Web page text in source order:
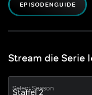
EPISODENGUIDE
Stream die Serie
Select Season